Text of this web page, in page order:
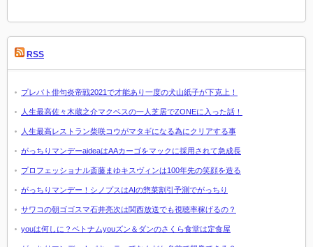
RSS
プレバト俳句炎帝戦2021で才能あり一度の犬山紙子が下克上！
人生最高佐々木蔵之介マクベスの一人芝居でZONEに入った話！
人生最高レストラン柴咲コウがマタギになる為にクリアする事
がっちりマンデーaideaはAAカーゴをマックに採用されて急成長
プロフェッショナル斎藤まゆキスヴィンは100年先の笑顔を造る
がっちりマンデー！シノプスはAIの惣菜割引予測でがっちり
サワコの朝ゴゴスマ石井亮次は関西放送でも視聴率稼げるの？
youは何しに？ベトナムyouズン＆ダンのさくら食堂は定食屋